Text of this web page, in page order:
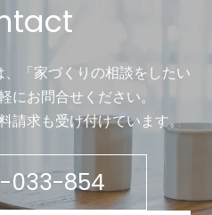
「家づくりの相談をしたい
にお問合せください。
請求も受け付けています。
033-854